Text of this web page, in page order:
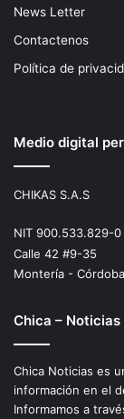
News Letter
Contactenos
Política de
Medio digital
CHIKAS S.A.S
NIT 900.533.829-0
Calle 42 #9-35
Montería - Córdoba
Chica – Noticias
Chica Noticias es
información en el
Informamos a